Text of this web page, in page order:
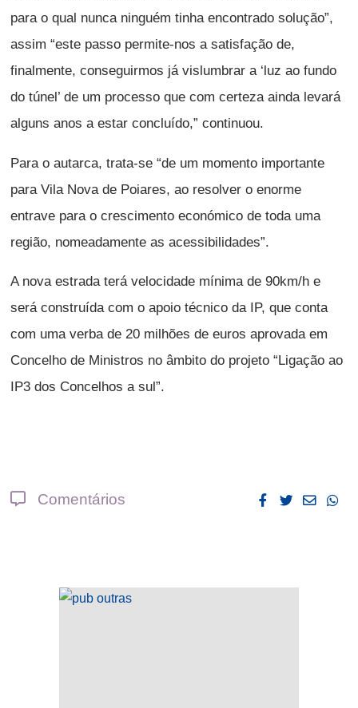
para o qual nunca ninguém tinha encontrado solução”,
assim “este passo permite-nos a satisfação de,
finalmente, conseguirmos já vislumbrar a ‘luz ao fundo
do túnel’ de um processo que com certeza ainda levará
alguns anos a estar concluído,” continuou.
Para o autarca, trata-se “de um momento importante
para Vila Nova de Poiares, ao resolver o enorme
entrave para o crescimento económico de toda uma
região, nomeadamente as acessibilidades”.
A nova estrada terá velocidade mínima de 90km/h e
será construída com o apoio técnico da IP, que conta
com uma verba de 20 milhões de euros aprovada em
Concelho de Ministros no âmbito do projeto “Ligação ao
IP3 dos Concelhos a sul”.
Comentários